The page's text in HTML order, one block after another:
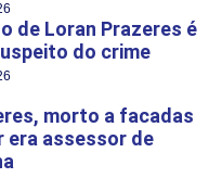
de Loran Prazeres é
do crime
morto a facadas
era assessor de